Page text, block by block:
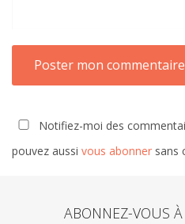
Notifiez-moi des
pouvez aussi vous abonner sans
ABONNEZ-VOUS